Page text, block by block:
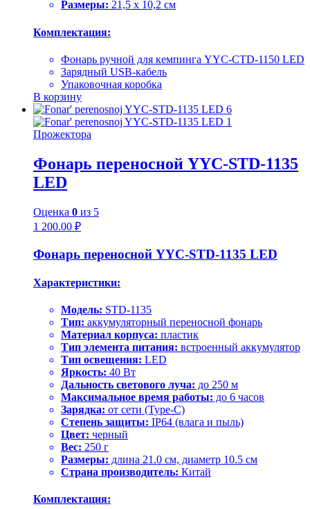
Размеры: 21,5 x 10,2 см
Комплектация:
Фонарь ручной для кемпинга YYC-CTD-1150 LED
Зарядный USB-кабель
Упаковочная коробка
В корзину
Прожектора
Фонарь переносной YYC-STD-1135
LED
Оценка 0 из 5
1 200.00 ₽
Фонарь переносной YYC-STD-1135 LED
Характеристики:
Модель: STD-1135
Тип: аккумуляторный переносной фонарь
Материал корпуса: пластик
Тип элемента питания: встроенный аккумулятор
Тип освещения: LED
Яркость: 40 Вт
Дальность светового луча: до 250 м
Максимальное время работы: до 6 часов
Зарядка: от сети (Type-C)
Степень защиты: IP64 (влага и пыль)
Цвет: черный
Вес: 250 г
Размеры: длина 21.0 см, диаметр 10.5 см
Страна производитель: Китай
Комплектация: